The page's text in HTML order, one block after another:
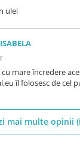
ulei
mare încredere
îl folosesc de cel
mai multe opinii